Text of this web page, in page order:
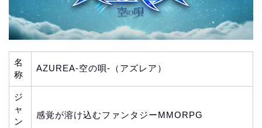
名
称
AZUREA-空の唄-（アズレア）
ジ
ャ
ン
感覚が溶け込むファンタジーMMORPG